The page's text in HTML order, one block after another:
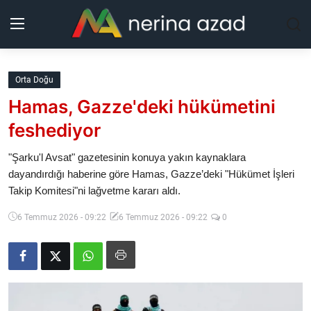
Kurdistan
Bölgeler
Güncel
Analiz
Makaleler
Galeri
Orta Doğu
Hamas, Gazze'deki hükümetini
feshediyor
"Şarku'l Avsat" gazetesinin konuya yakın kaynaklara
dayandırdığı haberine göre Hamas, Gazze’deki "Hükümet İşleri
Takip Komitesi"ni lağvetme kararı aldı.
6 Temmuz 2026 - 09:22 6 Temmuz 2026 - 09:22 0